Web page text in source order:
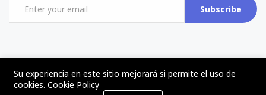
Subscribe
©2017 - 2024 - The Web Tier - Todos los derechos reservados
Su experiencia en este sitio mejorará si permite el uso de
cookies. Cookie Policy